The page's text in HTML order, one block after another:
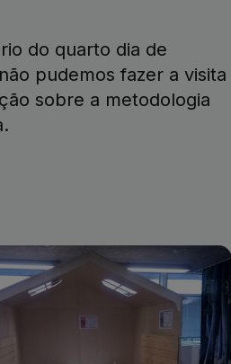
do quarto dia de
pudemos fazer a visita
sobre a metodologia